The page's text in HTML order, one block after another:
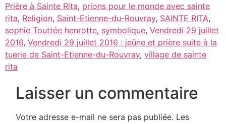
Prière à Sainte Rita, prions pour le monde avec sainte
rita, Religion, Saint-Etienne-du-Rouvray, SAINTE RITA,
sophie Touttée henrotte, symbolique, Vendredi 29 juillet
2016, Vendredi 29 juillet 2016 : jeûne et prière suite à la
tuerie de Saint-Etienne-du-Rouvray, village de sainte
rita
Laisser un commentaire
Votre adresse e-mail ne sera pas publiée. Les